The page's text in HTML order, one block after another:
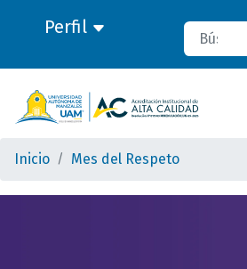
Perfil Buscar
Inicio Mes del Respeto